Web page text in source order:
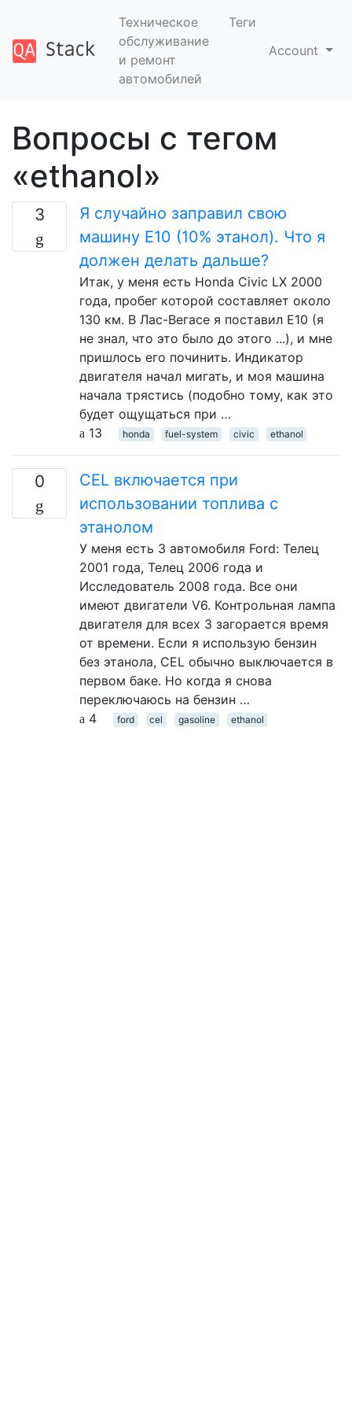
Техническое
обслуживание
и ремонт
автомобилей
Теги
Account
Вопросы с тегом
«ethanol»
3
Я случайно заправил свою
машину Е10 (10% этанол). Что я
должен делать дальше?
Итак, у меня есть Honda Civic LX 2000
года, пробег которой составляет около
130 км. В Лас-Вегасе я поставил E10 (я
не знал, что это было до этого ...), и мне
пришлось его починить. Индикатор
двигателя начал мигать, и моя машина
начала трястись (подобно тому, как это
будет ощущаться при …
13
honda fuel-system civic ethanol
0
CEL включается при
использовании топлива с
этанолом
У меня есть 3 автомобиля Ford: Телец
2001 года, Телец 2006 года и
Исследователь 2008 года. Все они
имеют двигатели V6. Контрольная лампа
двигателя для всех 3 загорается время
от времени. Если я использую бензин
без этанола, CEL обычно выключается в
первом баке. Но когда я снова
переключаюсь на бензин …
4
ford cel gasoline ethanol